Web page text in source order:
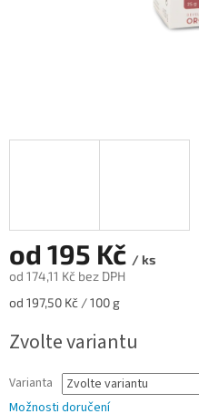
od 195 Kč / ks
od 174,11 Kč bez DPH
Měrná
od 197,50 Kč / 100 g
Zvolte variantu
Varianta
Možnosti doručení